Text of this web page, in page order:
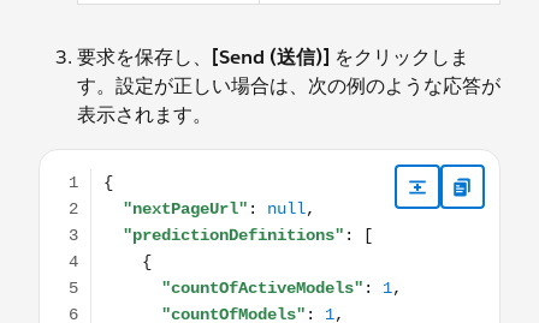
要求を保存し、 [Send (送信)] をクリックしま
す。設定が正しい場合は、次の例のような応答が
表示されます。
{ "nextPageUrl": null, "predictionDefinitions": [ {